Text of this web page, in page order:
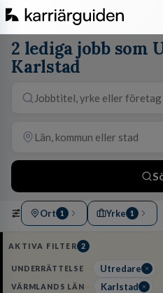
2 lediga jobb som
Karlstad
Ort 1 Yrke 1
AKTIVA FILTER 2
UNDERRÄTTELSE Utredare
VÄRMLANDS LÄN Karlstad